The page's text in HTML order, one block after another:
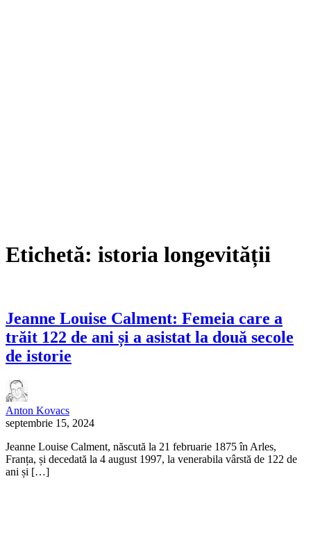
Etichetă: istoria longevității
Jeanne Louise Calment: Femeia care a
trăit 122 de ani și a asistat la două secole
de istorie
Anton Kovacs
septembrie 15, 2024
Jeanne Louise Calment, născută la 21 februarie 1875 în Arles,
Franța, și decedată la 4 august 1997, la venerabila vârstă de 122 de
ani și […]